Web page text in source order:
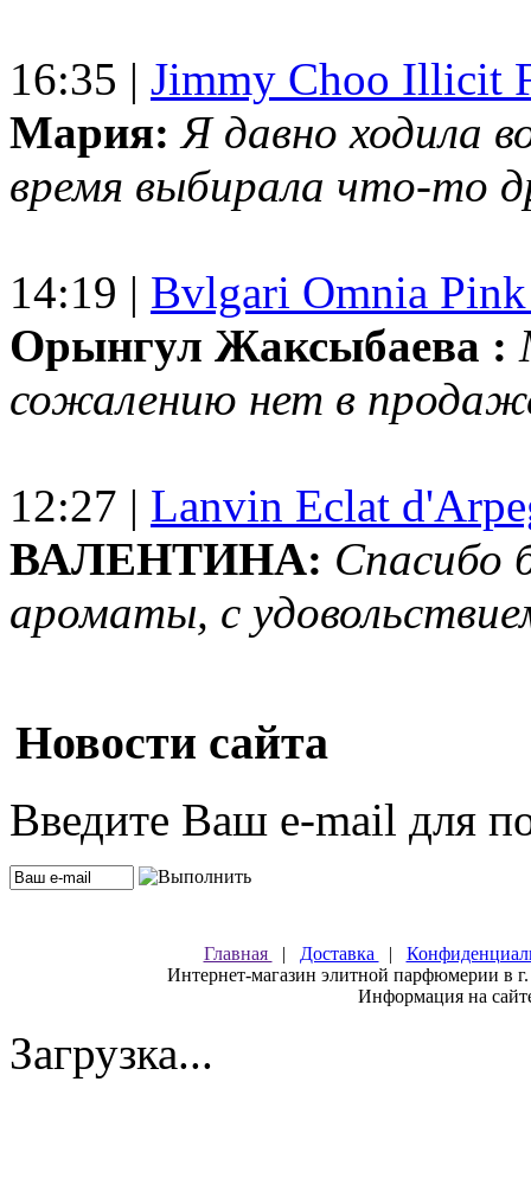
16:35 | Jimmy Choo Illicit
Мария: Я давно ходила
время выбирала что-то
14:19 | Bvlgari Omnia
Орынгул Жаксыбаева :
сожалению нет в
12:27 | Lanvin Eclat
ВАЛЕНТИНА: Спасибо
ароматы, с
Новости сайта
Введите Ваш e-mail для
Главная | Доставка |
Интернет-магазин элитной парфюмерии в
Информация на
Загрузка...